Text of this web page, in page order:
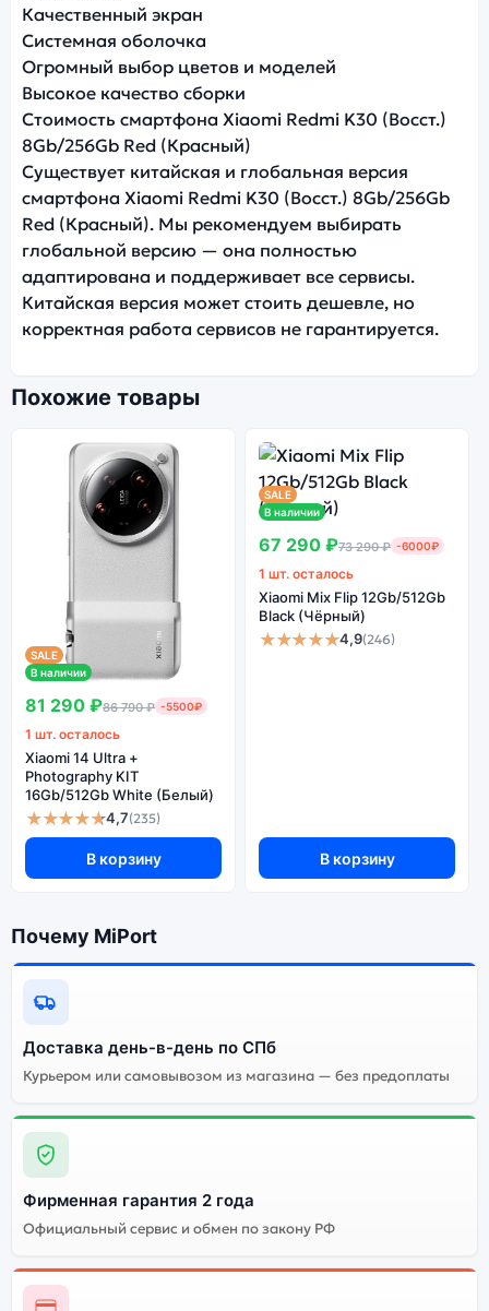
Качественный экран
Системная оболочка
Огромный выбор цветов и моделей
Высокое качество сборки
Стоимость смартфона Xiaomi Redmi K30 (Восст.)
8Gb/256Gb Red (Красный)
Существует китайская и глобальная версия
смартфона Xiaomi Redmi K30 (Восст.) 8Gb/256Gb
Red (Красный). Мы рекомендуем выбирать
глобальной версию — она полностью
адаптирована и поддерживает все сервисы.
Китайская версия может стоить дешевле, но
корректная работа сервисов не гарантируется.
Похожие товары
SALE
В наличии
81 290 ₽86 790 ₽ -5500₽
1 шт. осталось
Xiaomi 14 Ultra +
Photography KIT
16Gb/512Gb White (Белый)
★★★★★4,7(235)
В корзину
SALE
В наличии
67 290 ₽73 290 ₽ -6000₽
1 шт. осталось
Xiaomi Mix Flip 12Gb/512Gb
Black (Чёрный)
★★★★★4,9(246)
В корзину
Почему MiPort
Доставка день-в-день по СПб
Курьером или самовывозом из магазина — без предоплаты
Фирменная гарантия 2 года
Официальный сервис и обмен по закону РФ